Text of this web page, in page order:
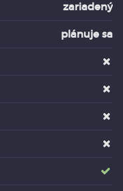
zariadený
plánuje sa